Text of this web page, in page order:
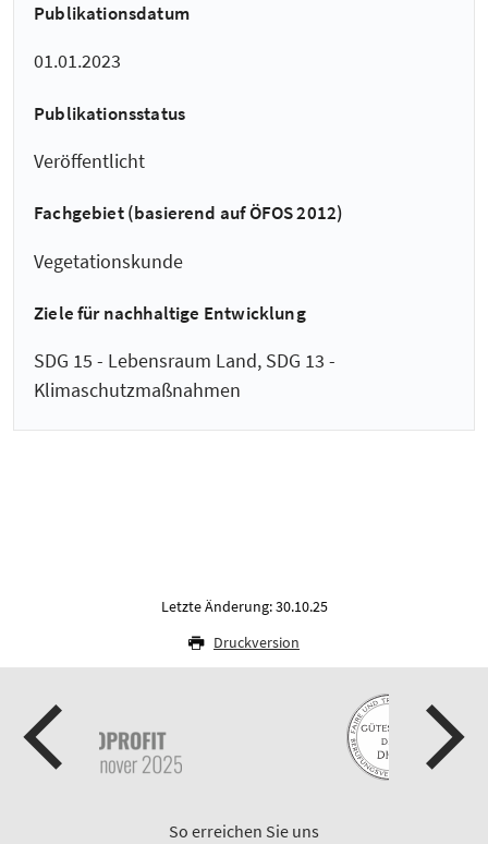
Publikationsdatum
01.01.2023
Publikationsstatus
Veröffentlicht
Fachgebiet (basierend auf ÖFOS 2012)
Vegetationskunde
Ziele für nachhaltige Entwicklung
SDG 15 - Lebensraum Land, SDG 13 -
Klimaschutzmaßnahmen
Letzte Änderung: 30.10.25
Druckversion
So erreichen Sie uns